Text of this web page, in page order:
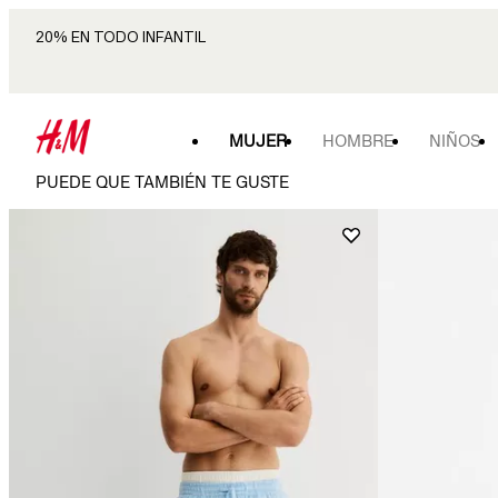
20% EN TODO INFANTIL
MUJER HOMBRE NIÑOS
PUEDE QUE TAMBIÉN TE GUSTE